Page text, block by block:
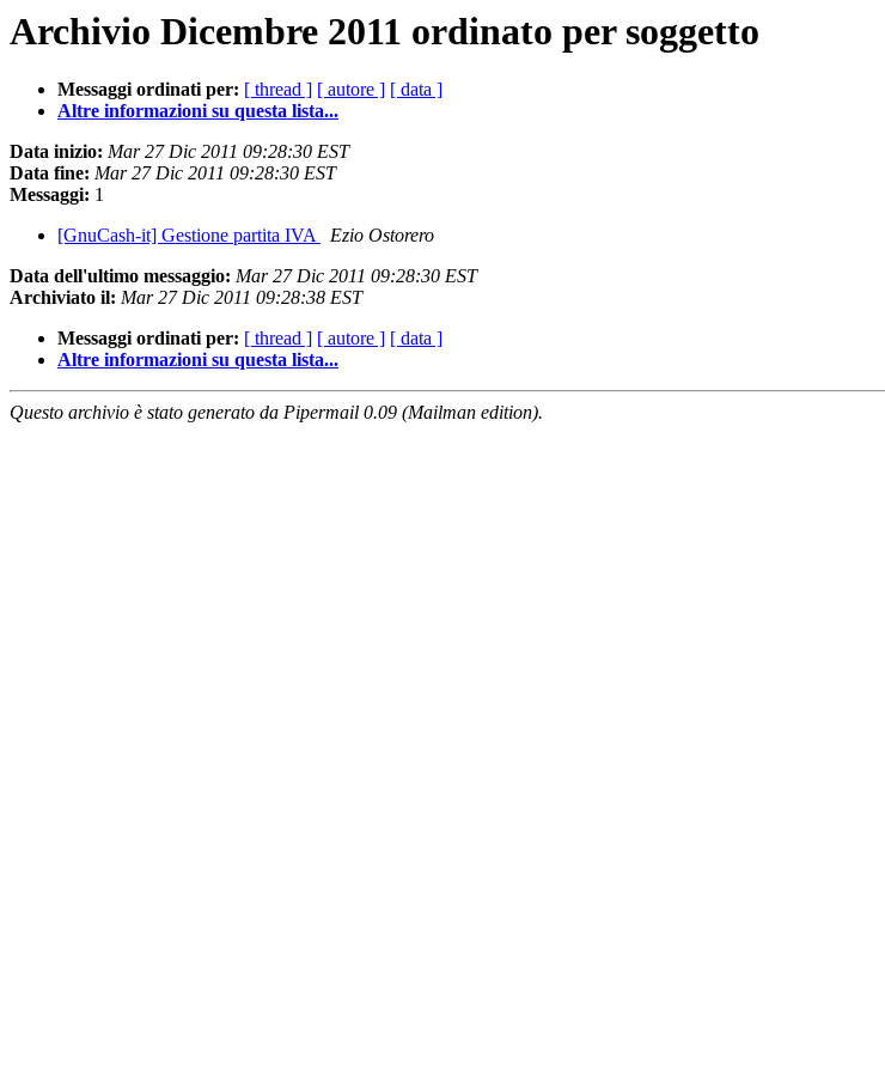
Archivio Dicembre 2011 ordinato per soggetto
Messaggi ordinati per: [ thread ] [ autore ] [ data ]
Altre informazioni su questa lista...
Data inizio: Mar 27 Dic 2011 09:28:30 EST
Data fine: Mar 27 Dic 2011 09:28:30 EST
Messaggi: 1
[GnuCash-it] Gestione partita IVA
Ezio Ostorero
Data dell'ultimo messaggio: Mar 27 Dic 2011 09:28:30 EST
Archiviato il: Mar 27 Dic 2011 09:28:38 EST
Messaggi ordinati per: [ thread ] [ autore ] [ data ]
Altre informazioni su questa lista...
Questo archivio è stato generato da Pipermail 0.09 (Mailman edition).